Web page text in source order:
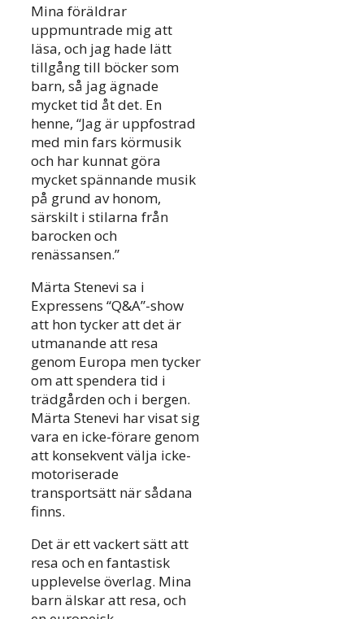
Mina föräldrar
uppmuntrade mig att
läsa, och jag hade lätt
tillgång till böcker som
barn, så jag ägnade
mycket tid åt det. En
henne, “Jag är uppfostrad
med min fars körmusik
och har kunnat göra
mycket spännande musik
på grund av honom,
särskilt i stilarna från
barocken och
renässansen.”
Märta Stenevi sa i
Expressens “Q&A”-show
att hon tycker att det är
utmanande att resa
genom Europa men tycker
om att spendera tid i
trädgården och i bergen.
Märta Stenevi har visat sig
vara en icke-förare genom
att konsekvent välja icke-
motoriserade
transportsätt när sådana
finns.
Det är ett vackert sätt att
resa och en fantastisk
upplevelse överlag. Mina
barn älskar att resa, och